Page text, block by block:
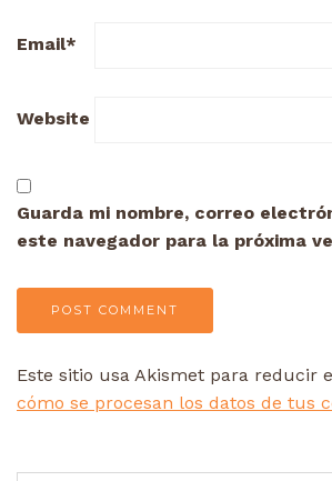
Email*
Website
Guarda mi nombre, correo
este navegador para la próxima
Este sitio usa Akismet para reducir
cómo se procesan los datos de tus